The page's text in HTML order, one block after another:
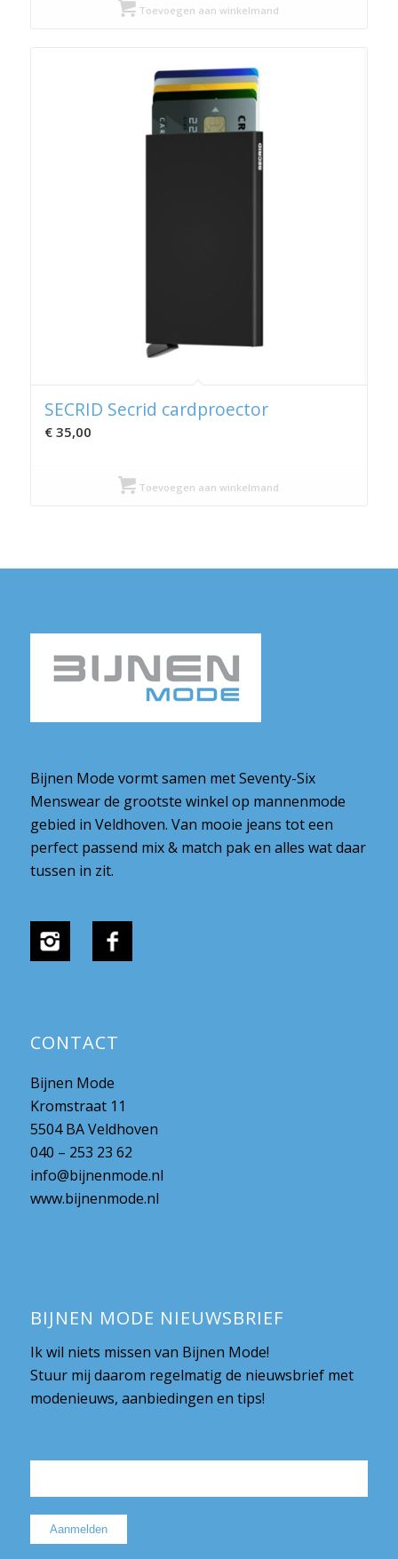
Toevoegen aan winkelmand
SECRID Secrid cardproector
€35,00
Toevoegen aan winkelmand
Bijnen Mode vormt samen met Seventy-Six
Menswear de grootste winkel op mannenmode
gebied in Veldhoven. Van mooie jeans tot een
perfect passend mix & match pak en alles wat daar
tussen in zit.
CONTACT
Bijnen Mode
Kromstraat 11
5504 BA Veldhoven
040 – 253 23 62
info@bijnenmode.nl
www.bijnenmode.nl
BIJNEN MODE NIEUWSBRIEF
Ik wil niets missen van Bijnen Mode!
Stuur mij daarom regelmatig de nieuwsbrief met
modenieuws, aanbiedingen en tips!